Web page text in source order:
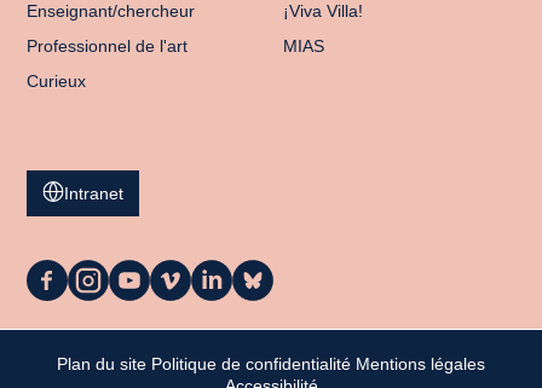
Enseignant/chercheur
Professionnel de l'art
Curieux
¡Viva Villa!
MIAS
Intranet
La
sur
Facebook
La
sur
Instagram
La
sur
Youtube
La
sur
Vimeo
La
sur
LinkedIn
La
sur
Bluesky
Plan du site Politique de confidentialité Mentions légales